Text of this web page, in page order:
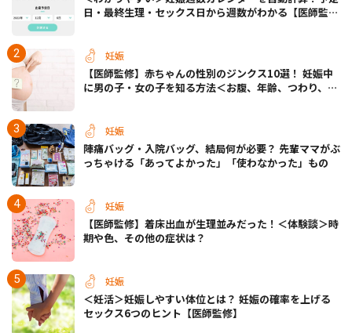
日・最終生理・セックス日から週数がわかる【医師監
妊娠
【医師監修】赤ちゃんの性別のジンクス10選！ 妊娠中
に男の子・女の子を知る方法＜お腹、年齢、つわり、胎
妊娠
陣痛バッグ・入院バッグ、結局何が必要？ 先輩ママがぶ
っちゃける「あってよかった」「使わなかった」もの
妊娠
【医師監修】着床出血が生理並みだった！＜体験談＞時
期や色、その他の症状は？
妊娠
＜妊活＞妊娠しやすい体位とは？ 妊娠の確率を上げる
セックス6つのヒント【医師監修】